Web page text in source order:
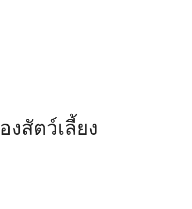
สัตว์เลี้ยง